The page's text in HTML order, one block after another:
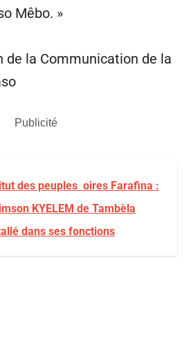
Mêbo. »
de la Communication de la
Publicité
des peuples oires Farafina :
KYELEM de Tambèla
dans ses fonctions